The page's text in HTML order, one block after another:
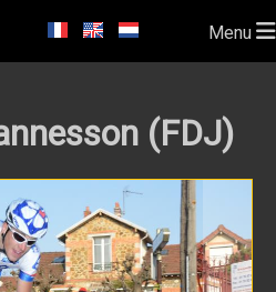
Menu
(FDJ)